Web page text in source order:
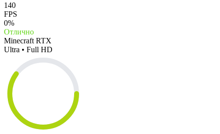
140
FPS
0%
Отлично
Minecraft RTX
Ultra • Full HD